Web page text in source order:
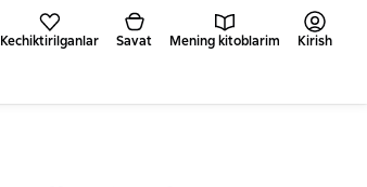
Kechiktirilganlar Savat Mening kitoblarim Kirish